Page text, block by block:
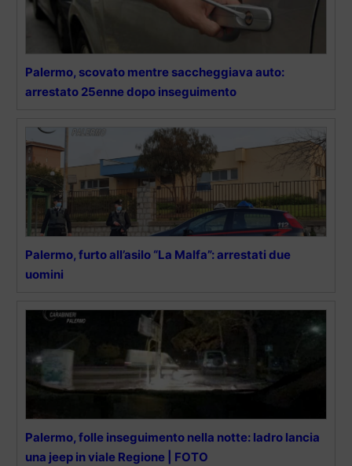
Palermo, scovato mentre saccheggiava auto:
arrestato 25enne dopo inseguimento
Palermo, furto all’asilo “La Malfa”: arrestati due
uomini
Palermo, folle inseguimento nella notte: ladro lancia
una jeep in viale Regione | FOTO